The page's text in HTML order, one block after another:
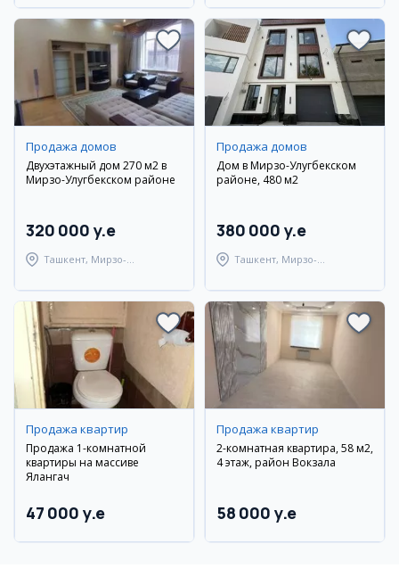
Продажа домов
Двухэтажный дом 270 м2 в
Мирзо-Улугбекском районе
320 000 y.e
Ташкент, Мирзо-
Продажа домов
Дом в Мирзо-Улугбекском
районе, 480 м2
380 000 y.e
Ташкент, Мирзо-
Продажа квартир
Продажа 1-комнатной
квартиры на массиве
Ялангач
47 000 y.e
Продажа квартир
2-комнатная квартира, 58 м2,
4 этаж, район Вокзала
58 000 y.e